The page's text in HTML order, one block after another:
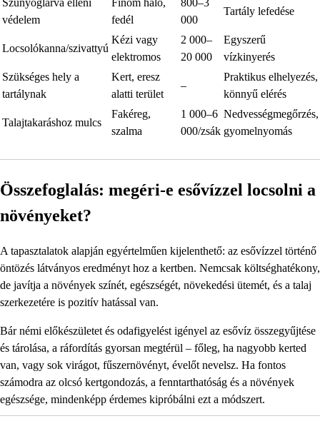
Szúnyoglárva elleni
védelem
Finom háló,
fedél
800–3
000
Tartály lefedése
Locsolókanna/szivattyú
Kézi vagy
elektromos
2 000–
20 000
Egyszerű
vízkinyerés
Szükséges hely a
tartálynak
Kert, eresz
alatti terület
–
Praktikus elhelyezés,
könnyű elérés
Talajtakaráshoz mulcs
Fakéreg,
szalma
1 000–6
000/zsák
Nedvességmegőrzés,
gyomelnyomás
Összefoglalás: megéri-e esővízzel locsolni a
növényeket?
A tapasztalatok alapján egyértelműen kijelenthető: az esővízzel történő
öntözés látványos eredményt hoz a kertben. Nemcsak költséghatékony,
de javítja a növények színét, egészségét, növekedési ütemét, és a talaj
szerkezetére is pozitív hatással van.
Bár némi előkészületet és odafigyelést igényel az esővíz összegyűjtése
és tárolása, a ráfordítás gyorsan megtérül – főleg, ha nagyobb kerted
van, vagy sok virágot, fűszernövényt, évelőt nevelsz. Ha fontos
számodra az olcsó kertgondozás, a fenntarthatóság és a növények
egészsége, mindenképp érdemes kipróbálni ezt a módszert.